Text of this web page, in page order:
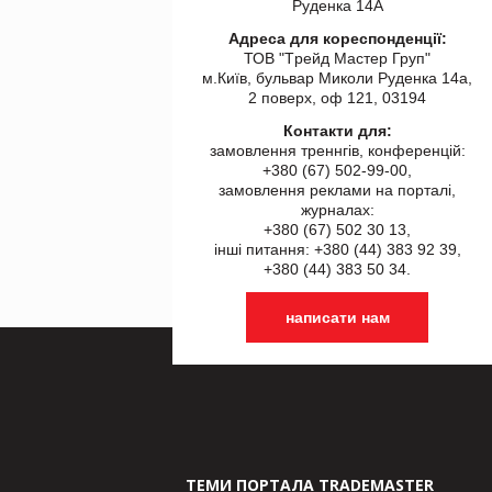
Руденка 14А
Адреса для кореспонденції:
ТОВ "Tрейд Мастер Груп"
м.Київ, бульвар Миколи Руденка 14а,
2 поверх, оф 121, 03194
Контакти для:
замовлення треннгів, конференцій:
+380 (67) 502-99-00,
замовлення реклами на порталі,
журналах:
+380 (67) 502 30 13,
інші питання: +380 (44) 383 92 39,
+380 (44) 383 50 34.
написати нам
ТЕМИ ПОРТАЛА TRADEMASTER